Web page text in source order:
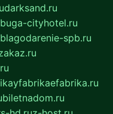
darksand.ru
cityhotel.ru
blagodarenie-spb.ru
biletnadom.ru